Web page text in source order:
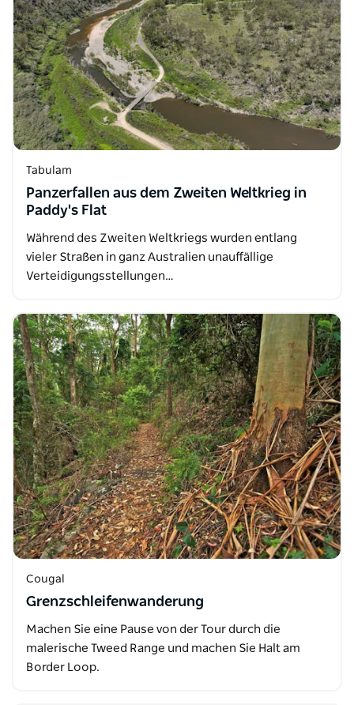
Tabulam
Panzerfallen aus dem Zweiten Weltkrieg in
Paddy's Flat
Während des Zweiten Weltkriegs wurden entlang
vieler Straßen in ganz Australien unauffällige
Verteidigungsstellungen…
Cougal
Grenzschleifenwanderung
Machen Sie eine Pause von der Tour durch die
malerische Tweed Range und machen Sie Halt am
Border Loop.